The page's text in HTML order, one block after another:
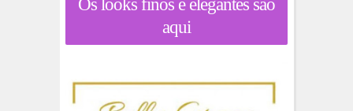
Os looks finos e elegantes são
aqui